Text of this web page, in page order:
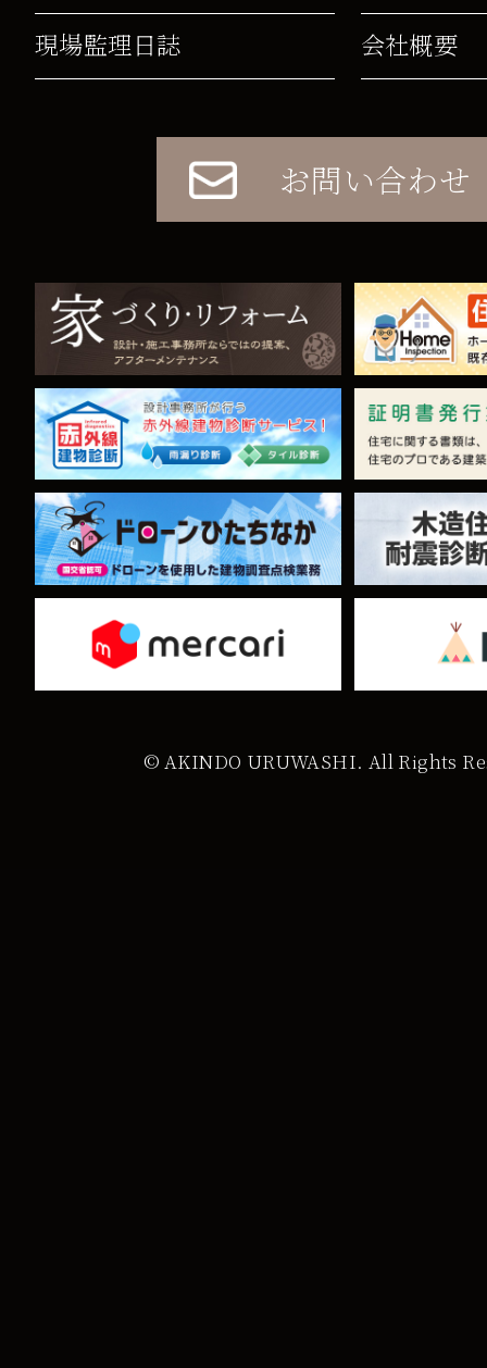
現場監理日誌
会社概要
お問い合わせ
© AKINDO URUWASHI. All Rights